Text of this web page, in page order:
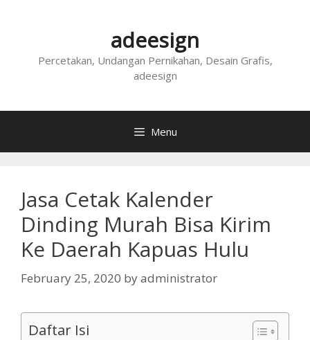
adeesign
Percetakan, Undangan Pernikahan, Desain Grafis,
adeesign
Menu
Jasa Cetak Kalender
Dinding Murah Bisa Kirim
Ke Daerah Kapuas Hulu
February 25, 2020 byadministrator
Daftar Isi